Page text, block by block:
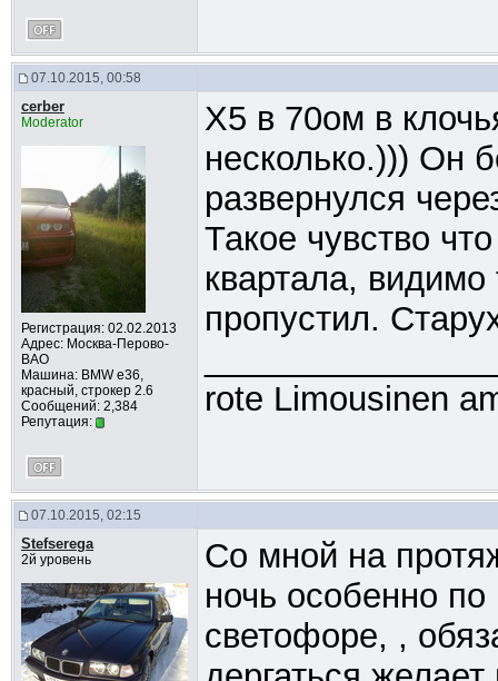
07.10.2015, 00:58
cerber
Moderator
Регистрация: 02.02.2013
Адрес: Москва-Перово-
ВАО
Машина: BMW e36,
красный, строкер 2.6
Сообщений: 2,384
Репутация:
Х5 в 70ом в
несколько.))) Он
развернулся
Такое чувство
квартала, видимо
пропустил.
rote Limousinen
07.10.2015, 02:15
Stefserega
2й уровень
Со мной на
ночь особенно
светофоре, ,